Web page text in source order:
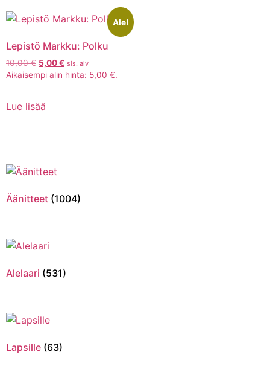
Ale!
Lepistö Markku: Polku
10,00€ 5,00€ sis. alv
Aikaisempi alin hinta: 5,00 €.
Lue lisää
Äänitteet (1004)
Alelaari (531)
Lapsille (63)